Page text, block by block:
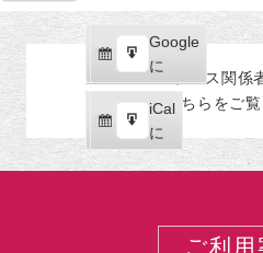
の
カ
テ
ゴ
示
Google
で
購
読
iCal
で
購
読
Google
に
エ
ク
ス
ポ
iCal
に
エ
ク
プレス関係
こちらをご
ご利用